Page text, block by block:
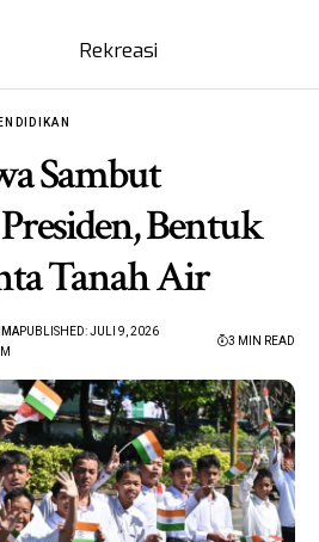
Rekreasi
Sambut
Bentuk
Tanah Air
PUBLISHED: JULI 9, 2026
3 MIN READ